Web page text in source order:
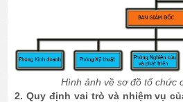
Hình ảnh về sơ đồ tổ chức
2. Quy định vai trò và nhiệm vụ